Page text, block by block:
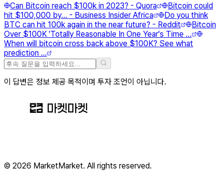
Can Bitcoin reach $100k in 2023? - Quora
Bitcoin could
hit $100,000 by... - Business Insider Africa
Do you think
BTC can hit 100k again in the near future? - Reddit
Bitcoin
Over $100K 'Totally Reasonable In One Year's Time ...
When will bitcoin cross back above $100K? See what
prediction ...
이 답변은 정보 제공 목적이며 투자 조언이 아닙니다.
© 2026 MarketMarket. All rights reserved.